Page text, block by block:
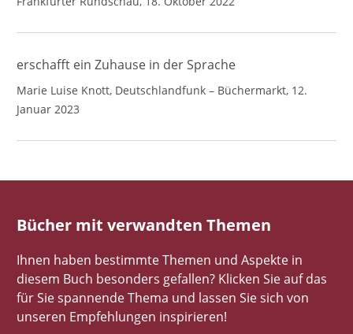
erschafft ein Zuhause in der Sprache
Marie Luise Knott, Deutschlandfunk – Büchermarkt, 12.
Januar 2023
Bücher mit verwandten Themen
Ihnen haben bestimmte Themen und Aspekte in
diesem Buch besonders gefallen? Klicken Sie auf das
für Sie spannende Thema und lassen Sie sich von
unseren Empfehlungen inspirieren!